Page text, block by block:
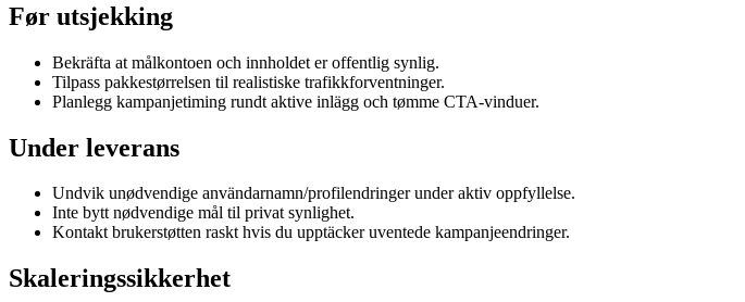
Før utsjekking
Bekräfta at målkontoen och innholdet er offentlig synlig.
Tilpass pakkestørrelsen til realistiske trafikkforventninger.
Planlegg kampanjetiming rundt aktive inlägg och tømme CTA-vinduer.
Under leverans
Undvik unødvendige användarnamn/profilendringer under aktiv oppfyllelse.
Inte bytt nødvendige mål til privat synlighet.
Kontakt brukerstøtten raskt hvis du upptäcker uventede kampanjeendringer.
Skaleringssikkerhet